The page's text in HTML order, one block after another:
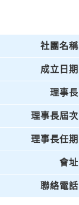
社團名稱
成立日期
理事長
理事長屆次
理事長任期
會址
聯絡電話